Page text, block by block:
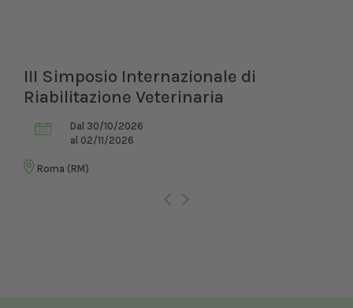
III Simposio Internazionale di
Riabilitazione Veterinaria
Dal 30/10/2026
al 02/11/2026
Roma (RM)